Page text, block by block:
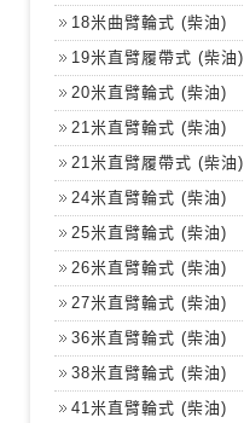
18米曲臂輪式 (柴油)
19米直臂履帶式 (柴油)
20米直臂輪式 (柴油)
21米直臂輪式 (柴油)
21米直臂履帶式 (柴油)
24米直臂輪式 (柴油)
25米直臂輪式 (柴油)
26米直臂輪式 (柴油)
27米直臂輪式 (柴油)
36米直臂輪式 (柴油)
38米直臂輪式 (柴油)
41米直臂輪式 (柴油)